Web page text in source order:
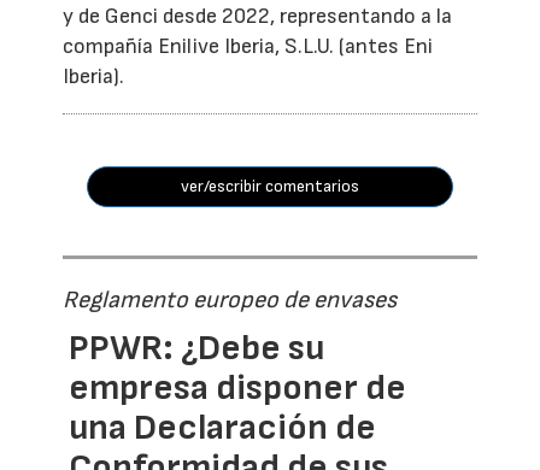
y de Genci desde 2022, representando a la
compañía Enilive Iberia, S.L.U. (antes Eni
Iberia).
ver/escribir comentarios
Reglamento europeo de envases
PPWR: ¿Debe su
empresa disponer de
una Declaración de